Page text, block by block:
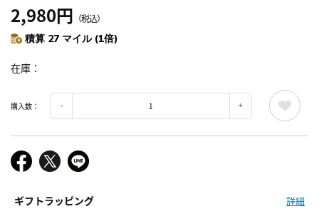
2,980円 （税込）
積算 27 マイル (1倍)
在庫
購入数：
ギフトラッピング 詳細